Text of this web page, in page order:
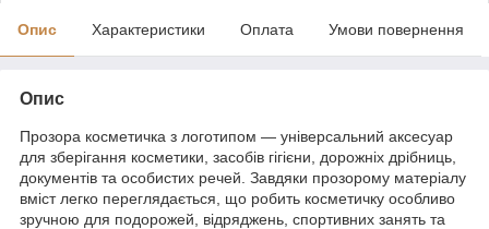
Опис Характеристики Оплата Умови повернення
Опис
Прозора косметичка з логотипом — універсальний аксесуар
для зберігання косметики, засобів гігієни, дорожніх дрібниць,
документів та особистих речей. Завдяки прозорому матеріалу
вміст легко переглядається, що робить косметичку особливо
зручною для подорожей, відряджень, спортивних занять та